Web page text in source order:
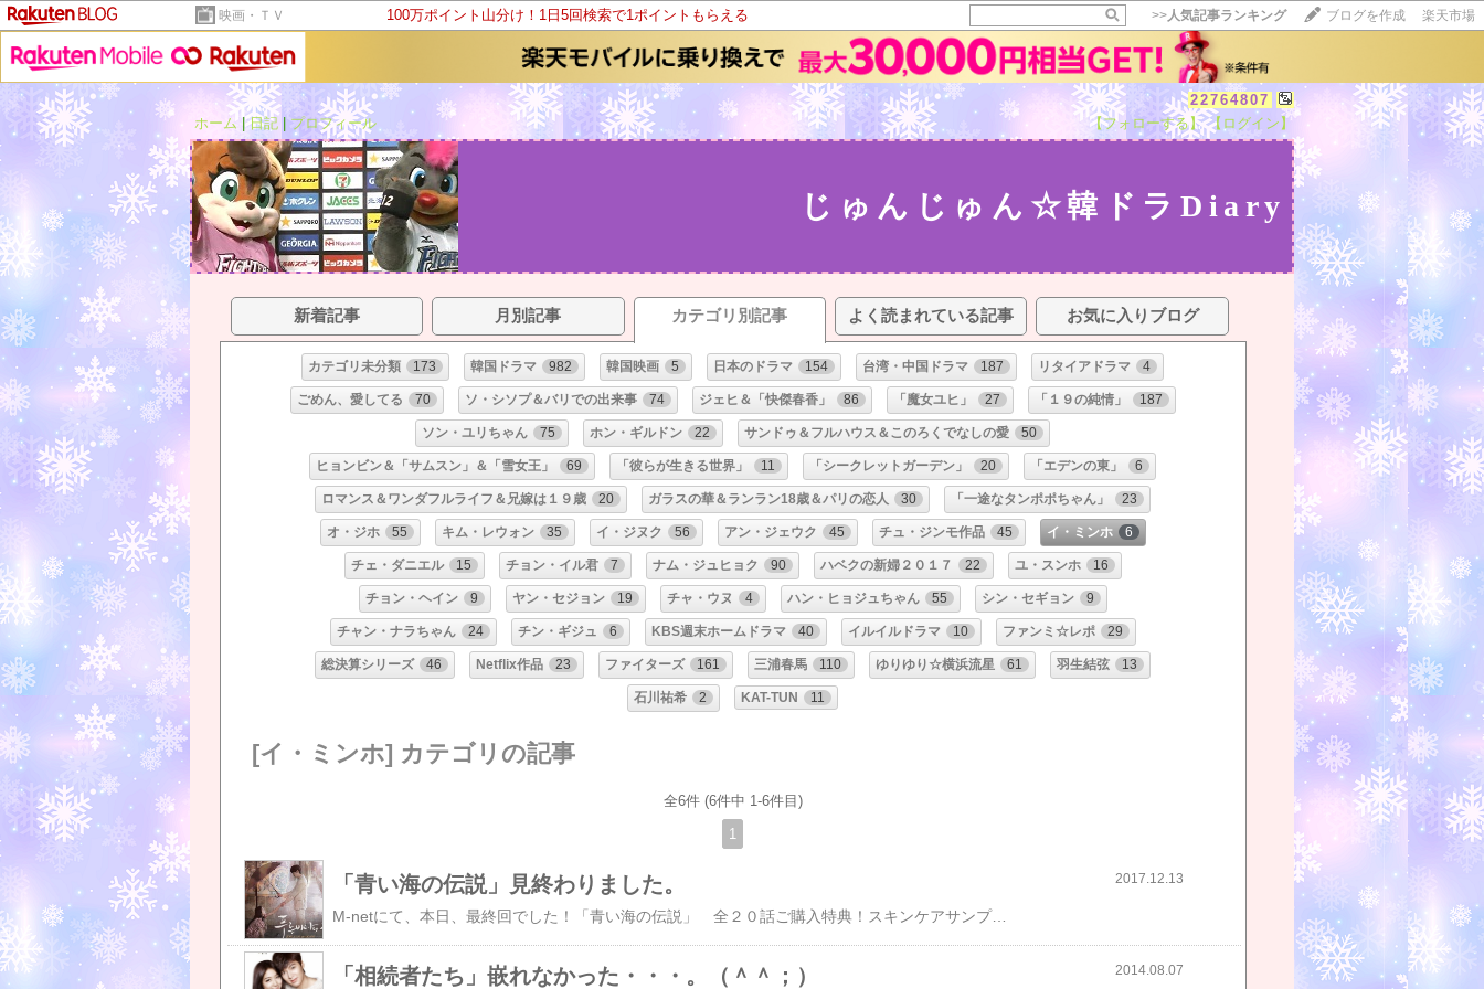
映画・ＴＶ 100万ポイント山分け！1日5回検索で1ポイントもらえる >>人気記事ランキング ブログを作成 楽天市場
22764807
ホーム|日記 プロフィール 【フォローする】 【ログイン】
じゅんじゅん☆韓ドラDiary
新着記事 月別記事 カテゴリ別記事 よく読まれている記事 お気に入りブログ
カテゴリ未分類 173 韓国ドラマ 982 韓国映画 5 日本のドラマ 154 台湾・中国ドラマ 187 リタイアドラマ 4
ごめん、愛してる 70 ソ・シソプ＆バリでの出来事 74 ジェヒ＆「快傑春香」 86 「魔女ユヒ」 27 「１９の純情」 187
ソン・ユリちゃん 75 ホン・ギルドン 22 サンドゥ＆フルハウス＆このろくでなしの愛 50
ヒョンビン＆「サムスン」＆「雪女王」 69 「彼らが生きる世界」 11 「シークレットガーデン」 20 「エデンの東」 6
ロマンス＆ワンダフルライフ＆兄嫁は１９歳 20 ガラスの華＆ランラン18歳＆パリの恋人 30 「一途なタンポポちゃん」 23
オ・ジホ 55 キム・レウォン 35 イ・ジヌク 56 アン・ジェウク 45 チュ・ジンモ作品 45 イ・ミンホ 6
チェ・ダニエル 15 チョン・イル君 7 ナム・ジュヒョク 90 ハベクの新婦２０１７ 22 ユ・スンホ 16
チョン・ヘイン 9 ヤン・セジョン 19 チャ・ウヌ 4 ハン・ヒョジュちゃん 55 シン・セギョン 9
チャン・ナラちゃん 24 チン・ギジュ 6 KBS週末ホームドラマ 40 イルイルドラマ 10 ファンミ☆レポ 29
総決算シリーズ 46 Netflix作品 23 ファイターズ 161 三浦春馬 110 ゆりゆり☆横浜流星 61 羽生結弦 13
石川祐希 2 KAT-TUN 11
[イ・ミンホ] カテゴリの記事
全6件 (6件中 1-6件目)
1
「青い海の伝説」見終わりました。
M-netにて、本日、最終回でした！「青い海の伝説」 全２０話ご購入特典！スキンケアサンプルセット【送料無料2680円 ★韓国ドラマ O.S.T★ 青い海の伝説 OST [2CD] 【楽天ブックスならいつでも送料無料19958円】青い海の伝説＜日本編集版＞ DVD-BOX１【楽天ブックスならいつでも送料無料19958円】青い海の伝説＜日本編集版＞ DVD-BOX２CASTイ・ミンホ チョン・ジヒョン イ・ヒジュンシン・ウォンホ(CROSS GENE)Story時を超えて巡り会う２人の運命…。韓国に古くから伝わる説話集「於于野譚（オウヤダム）」に登場する人魚物語がモチーフとなったファンタジーラブストーリー！２０１６年、１１月～のSBSドラマ。平均視聴率は１６．５８％でかなりの高視聴率。同時間帯は、ご存知（＾＾；）、MBC「重量挙げの妖精キム・ボクジュ」KBS「オー・マイ・クムビ」など・・・でした。私はM-netで、毎週、視聴しました。なんとなく、このドラマ、ダメだろうな・・・と予想して見始めました。イ・ミンホは昔から大好きな俳優（*＾＾*）なんだけど最近、気持ちが入らない作品が続いていて（神医、相続者たち ＾＾；）さらに今回・・・あまり得意じゃない・・・チョン・ジヒョンがヒロインだし人魚なんて、つまんなそうだしで、予想通り、１０話ぐらいまで本当につまらなかった話自体がつまんない「ボクジュ」は、こんなのに視聴率大負けしたのかぁ？？？と思えて仕方なかった。（＾＾；）イ・ミンホ × チョン・ジヒョンのビッグスター共演とは言えこのドラマ、この２人じゃなかったら、絶対大ハズレな内容じゃない？？？だいたい、チョン・ジヒョン、もう良い歳なのに（３６歳。結婚して子どもも居ながら）いまさら人魚役、やらなくていいんじゃないの？と感じた。綺麗に見える時もあったけれど・・・チョン・ジヒョンの演技や表情や喋りがどうも、あんまり好きじゃない！！！だからなのか、ちっとも面白く感じなくて・・・こんなの２０話までどうやって話を繋げるんだ？？？超退屈と、思ってましたが１０話過ぎたあたりから、ちょっと見られるようになった気がする。（何故かわからないけど。笑）と、同時に、ミンホ君も１０話以降、カッコいいと思いながら見た。お母さんとの再会あたりまでは、まぁ、それなりに見られましたが１７話ぐらい？お父さん殺人事件！？とかになって・・・また、どーでもいい内容に。（＾＾；）（どうも、悪役マ・デヨン＆カン・ソヒ絡みの事件やシーンが 私的につまらなかった！）最終回は、「へぇ～、そういう展開かぁ！！！」と楽しみましたが全般的に、私好みのドラマではなかった前世との繋がり（因縁）な内容も、あまり響いてこなかった視聴率ほど面白くないドラマだった・・・という結論ですがイ・ミンホは格好良かったですでも、ミンホ君も兵役、行っちゃった。（＞0＜）イ・ミンホ、チ・チャンウク、テギョン、チュウォン、シワン他にもチョン・イル、イ・ジュン、カン・ハヌル、イ・スヒョクもうすぐイ・ジョンソクも行くんでしたっけ？これまで韓ドラの相手役でワクワク・ドキドキさせてくれてた俳優陣が今年は続々入隊で残念。（＞0＜）２年後、帰ってきたら、みんな、もう３２歳とかだからなぁ３０～３２歳って、俳優として旬な時期なのにね。逆に、ソ・イングク＆ユ・アインは、ちゃんと行ったほうがいいのに。（余談。＾＾；）ドラマの話と反れてしまいましたが・・・すみません。私はこのドラマ、嵌りませんでした最終回のカメオ、キム・スルギちゃん、ちょっと嬉しかった！何繋がり・・・だろ？スルギちゃん、カメオでいっぱい出てるよね。ついこないだ見終わった「雲の描いた月明り」にも出てきた。（*＾＾*）可愛い～！！！人魚役、スルギちゃんでも良かったのに。（なぁ～んてネ）チョン・ジヒョン好きの人は楽しく見られるのかも。「星から来たあなた」の作家さんの作品で今回も、似たような演技だった印象です。（＾＾；）
2017.12.13
「相続者たち」嵌れなかった・・・。（＾＾；） 2014.08.07